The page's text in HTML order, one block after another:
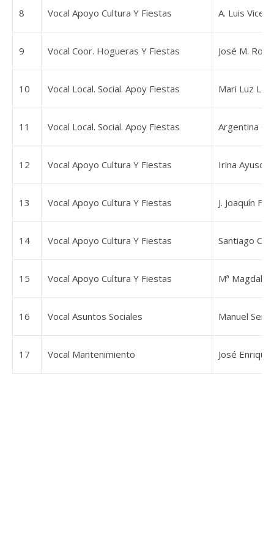
8 Vocal Apoyo Cultura Y Fiestas A. Luis
9 Vocal Coor. Hogueras Y Fiestas José M.
10 Vocal Local. Social. Apoy Fiestas Mari Luz
11 Vocal Local. Social. Apoy Fiestas Argentina
12 Vocal Apoyo Cultura Y Fiestas Irina Ayuso
13 Vocal Apoyo Cultura Y Fiestas J. Joaquín
14 Vocal Apoyo Cultura Y Fiestas Santiago
15 Vocal Apoyo Cultura Y Fiestas Mª
16 Vocal Asuntos Sociales Manuel
17 Vocal Mantenimiento José Enrique